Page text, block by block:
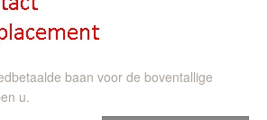
baan voor de boventallige
u.